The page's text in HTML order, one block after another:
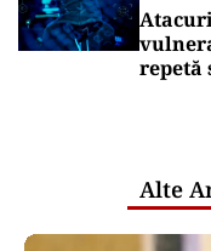
repetă
Alte